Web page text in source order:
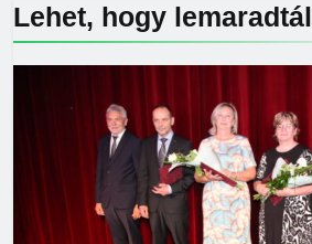
Lehet, hogy lemaradtál